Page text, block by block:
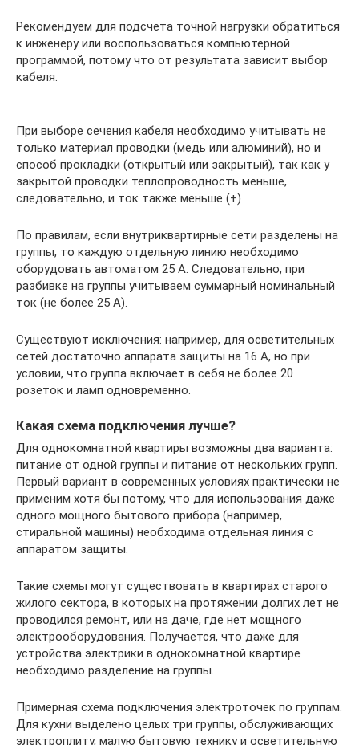
Рекомендуем для подсчета точной нагрузки обратиться
к инженеру или воспользоваться компьютерной
программой, потому что от результата зависит выбор
кабеля.
При выборе сечения кабеля необходимо учитывать не
только материал проводки (медь или алюминий), но и
способ прокладки (открытый или закрытый), так как у
закрытой проводки теплопроводность меньше,
следовательно, и ток также меньше (+)
По правилам, если внутриквартирные сети разделены на
группы, то каждую отдельную линию необходимо
оборудовать автоматом 25 А. Следовательно, при
разбивке на группы учитываем суммарный номинальный
ток (не более 25 А).
Существуют исключения: например, для осветительных
сетей достаточно аппарата защиты на 16 А, но при
условии, что группа включает в себя не более 20
розеток и ламп одновременно.
Какая схема подключения лучше?
Для однокомнатной квартиры возможны два варианта:
питание от одной группы и питание от нескольких групп.
Первый вариант в современных условиях практически не
применим хотя бы потому, что для использования даже
одного мощного бытового прибора (например,
стиральной машины) необходима отдельная линия с
аппаратом защиты.
Такие схемы могут существовать в квартирах старого
жилого сектора, в которых на протяжении долгих лет не
проводился ремонт, или на даче, где нет мощного
электрооборудования. Получается, что даже для
устройства электрики в однокомнатной квартире
необходимо разделение на группы.
Примерная схема подключения электроточек по группам.
Для кухни выделено целых три группы, обслуживающих
электроплиту, малую бытовую технику и осветительную